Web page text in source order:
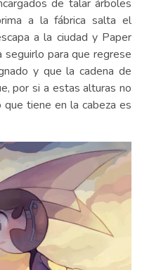
de talar árboles
a la fábrica salta el
a la ciudad y Paper
para que regrese
y que la cadena de
por si a estas alturas no
que tiene en la cabeza es